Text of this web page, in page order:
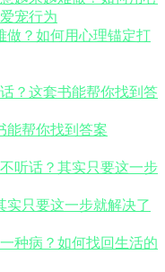
做？如何用心理锚定打
能帮你找到答案
实只要这一步就解决了